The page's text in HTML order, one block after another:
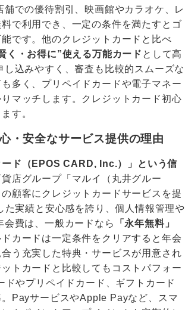
での優待割引、映画館やカラオケ、レ
で利用でき、一定の条件を満たすとゴ
です。他のクレジットカードと比べ
く・お得に”使える万能カード として高
込みやすく、審査も比較的スムーズな
多く、プリペイドカードや電子マネー
マッチします。クレジットカード初心
す。
・安全なサービス提供の理由
ド（EPOS CARD, Inc.）」という信
店グループ「マルイ（丸井グルー
顧客にクレジットカードサービスを提
実績と安心感を誇り、個人情報管理や
費は、一般カードなら
「永年無料」
カードは一定条件をクリアすると年会
う充実した特典・サービスが用意され
トカードと比較してもコストパフォー
やプリペイドカード、ギフトカード
PayサービスやApple Payなど、スマ